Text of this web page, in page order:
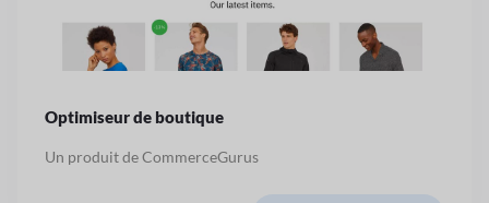
Optimiseur de boutique
Un produit de CommerceGurus